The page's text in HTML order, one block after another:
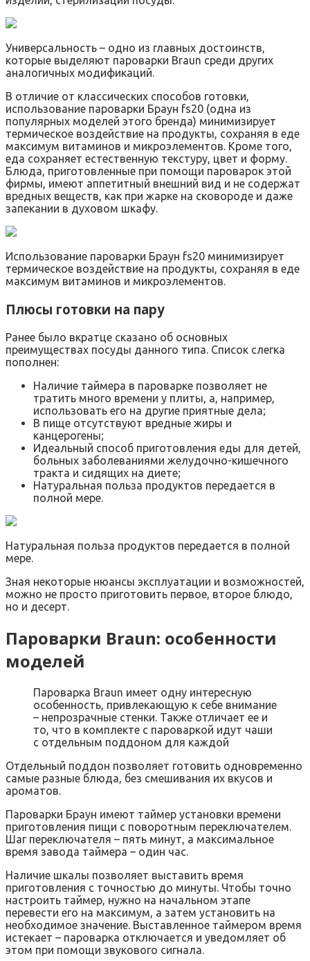
Универсальность – одно из главных достоинств,
которые выделяют пароварки Braun среди других
аналогичных модификаций.
В отличие от классических способов готовки,
использование пароварки Браун fs20 (одна из
популярных моделей этого бренда) минимизирует
термическое воздействие на продукты, сохраняя в еде
максимум витаминов и микроэлементов. Кроме того,
еда сохраняет естественную текстуру, цвет и форму.
Блюда, приготовленные при помощи пароварок этой
фирмы, имеют аппетитный внешний вид и не содержат
вредных веществ, как при жарке на сковороде и даже
запекании в духовом шкафу.
Использование пароварки Браун fs20 минимизирует
термическое воздействие на продукты, сохраняя в еде
максимум витаминов и микроэлементов.
Плюсы готовки на пару
Ранее было вкратце сказано об основных
преимуществах посуды данного типа. Список слегка
пополнен:
Наличие таймера в пароварке позволяет не
тратить много времени у плиты, а, например,
использовать его на другие приятные дела;
В пище отсутствуют вредные жиры и
канцерогены;
Идеальный способ приготовления еды для детей,
больных заболеваниями желудочно-кишечного
тракта и сидящих на диете;
Натуральная польза продуктов передается в
полной мере.
Натуральная польза продуктов передается в полной
мере.
Зная некоторые нюансы эксплуатации и возможностей,
можно не просто приготовить первое, второе блюдо,
но и десерт.
Пароварки Braun: особенности
моделей
Пароварка Braun имеет одну интересную
особенность, привлекающую к себе внимание
– непрозрачные стенки. Также отличает ее и
то, что в комплекте с пароваркой идут чаши
с отдельным поддоном для каждой
Отдельный поддон позволяет готовить одновременно
самые разные блюда, без смешивания их вкусов и
ароматов.
Пароварки Браун имеют таймер установки времени
приготовления пищи с поворотным переключателем.
Шаг переключателя – пять минут, а максимальное
время завода таймера – один час.
Наличие шкалы позволяет выставить время
приготовления с точностью до минуты. Чтобы точно
настроить таймер, нужно на начальном этапе
перевести его на максимум, а затем установить на
необходимое значение. Выставленное таймером время
истекает – пароварка отключается и уведомляет об
этом при помощи звукового сигнала.